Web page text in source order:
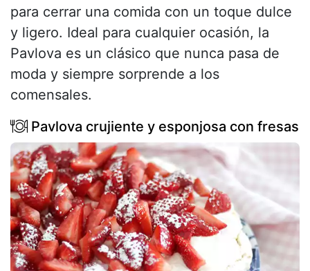
para cerrar una comida con un toque dulce
y ligero. Ideal para cualquier ocasión, la
Pavlova es un clásico que nunca pasa de
moda y siempre sorprende a los
comensales.
Pavlova crujiente y esponjosa con fresas